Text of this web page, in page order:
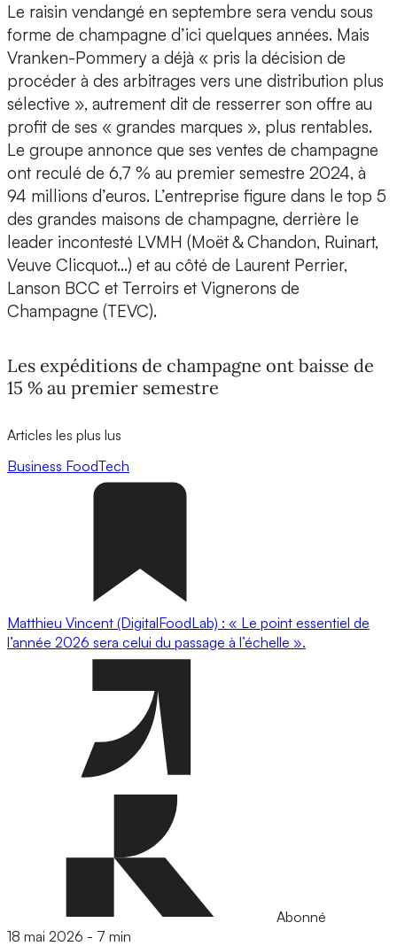
Le raisin vendangé en septembre sera vendu sous
forme de champagne d’ici quelques années. Mais
Vranken-Pommery a déjà « pris la décision de
procéder à des arbitrages vers une distribution plus
sélective », autrement dit de resserrer son offre au
profit de ses « grandes marques », plus rentables.
Le groupe annonce que ses ventes de champagne
ont reculé de 6,7 % au premier semestre 2024, à
94 millions d’euros. L’entreprise figure dans le top 5
des grandes maisons de champagne, derrière le
leader incontesté LVMH (Moët & Chandon, Ruinart,
Veuve Clicquot…) et au côté de Laurent Perrier,
Lanson BCC et Terroirs et Vignerons de
Champagne (TEVC).
Les expéditions de champagne ont baisse de
15 % au premier semestre
Articles les plus lus
Business FoodTech
Matthieu Vincent (DigitalFoodLab) : « Le point essentiel de
l’année 2026 sera celui du passage à l’échelle ».
Abonné
18 mai 2026 - 7 min